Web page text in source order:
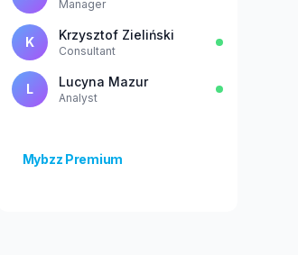
Manager
K Krzysztof Zieliński
Consultant
L Lucyna Mazur
Analyst
Mybzz Premium